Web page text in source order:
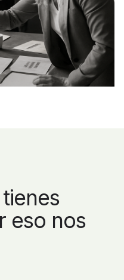
eso nos